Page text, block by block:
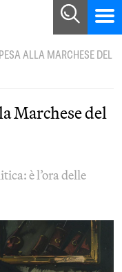
ALLA MARCHESE DEL
Marchese del
è l’ora delle